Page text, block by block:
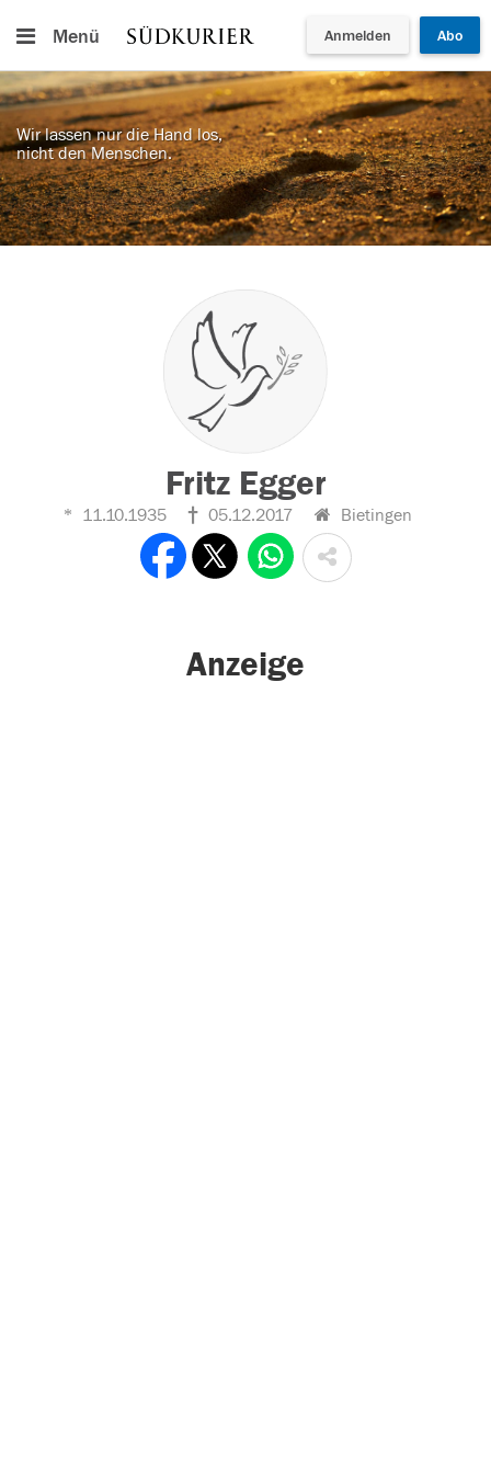
Menü Anmelden Abo
Wir lassen nur die Hand los,
nicht den Menschen.
Fritz Egger
11.10.1935 05.12.2017 Bietingen
Anzeige